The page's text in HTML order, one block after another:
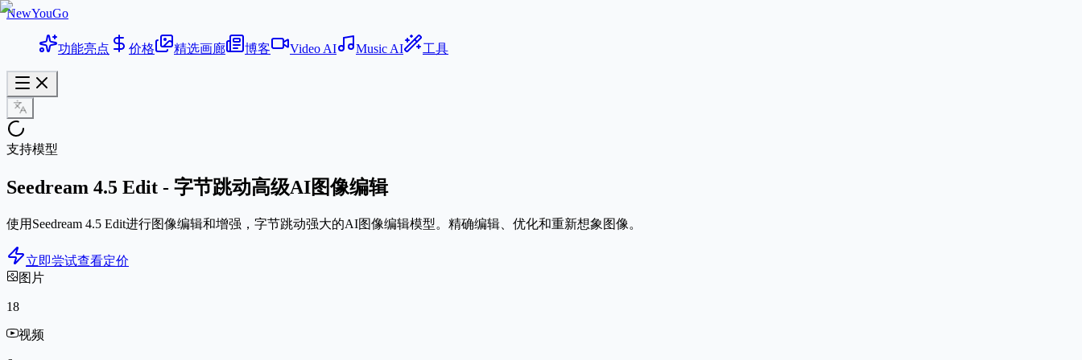
NewYouGo
功能亮点 价格 精选画廊 博客 Video AI Music AI 工具
支持模型
Seedream 4.5 Edit - 字节跳动高级AI图像编辑
使用Seedream 4.5 Edit进行图像编辑和增强，字节跳动强大的AI图像编辑模型。精确编辑、优化和重新想象图像。
立即尝试查看定价
图片
18
视频